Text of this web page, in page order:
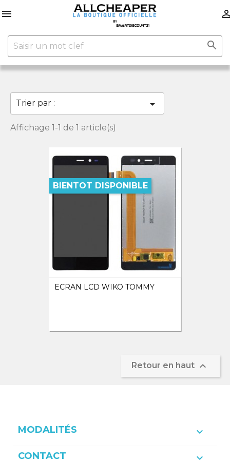


Trier par : 
Affichage 1-1 de 1 article(s)
ECRAN LCD WIKO TOMMY
BIENTOT DISPONIBLE
Retour en haut 
MODALITÉS 
CONTACT